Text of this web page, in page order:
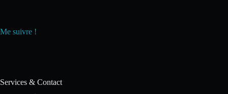
Me suivre !
Services & Contact